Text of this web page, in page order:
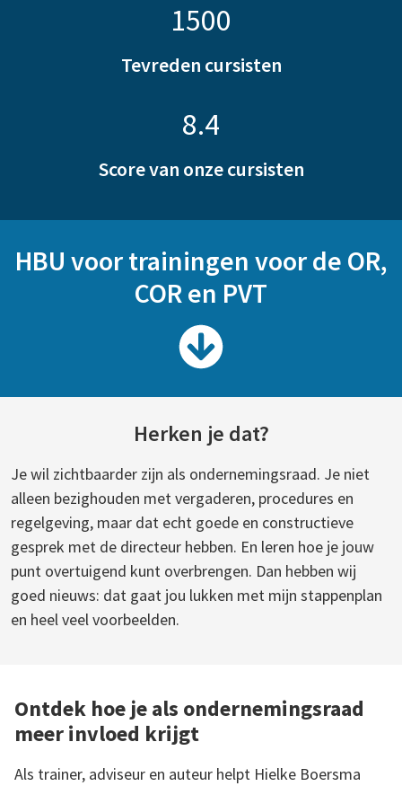
1500
Tevreden cursisten
8.4
Score van onze cursisten
HBU voor trainingen voor de OR,
COR en PVT
Herken je dat?
Je wil zichtbaarder zijn als ondernemingsraad. Je niet
alleen bezighouden met vergaderen, procedures en
regelgeving, maar dat echt goede en constructieve
gesprek met de directeur hebben. En leren hoe je jouw
punt overtuigend kunt overbrengen. Dan hebben wij
goed nieuws: dat gaat jou lukken met mijn stappenplan
en heel veel voorbeelden.
Ontdek hoe je als ondernemingsraad
meer invloed krijgt
Als trainer, adviseur en auteur helpt Hielke Boersma